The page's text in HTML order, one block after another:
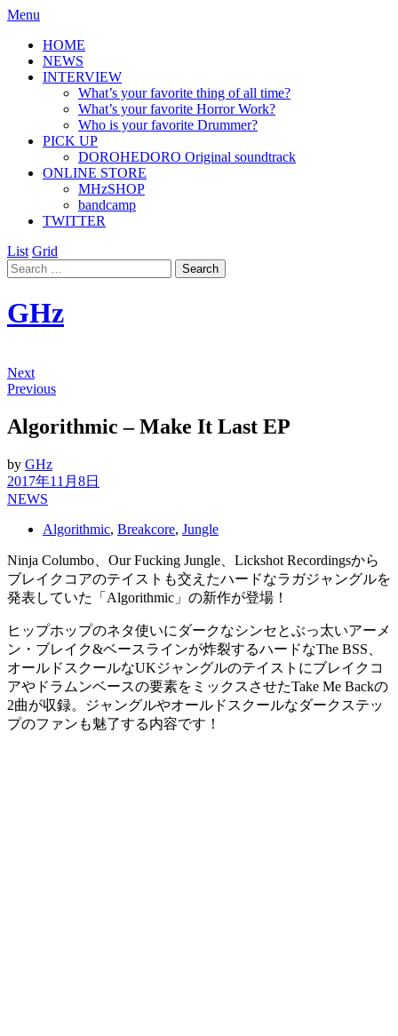
Menu
HOME
NEWS
INTERVIEW
What’s your favorite thing of all time?
What’s your favorite Horror Work?
Who is your favorite Drummer?
PICK UP
DOROHEDORO Original soundtrack
ONLINE STORE
MHzSHOP
bandcamp
TWITTER
List Grid
GHz
Next
Previous
Algorithmic – Make It Last EP
by GHz
2017年11月8日
NEWS
Algorithmic, Breakcore, Jungle
Ninja Columbo、Our Fucking Jungle、Lickshot Recordingsから
ブレイクコアのテイストも交えたハードなラガジャングルを
発表していた「Algorithmic」の新作が登場！
ヒップホップのネタ使いにダークなシンセとぶっ太いアーメ
ン・ブレイク&ベースラインが炸裂するハードなThe BSS、
オールドスクールなUKジャングルのテイストにブレイクコ
アやドラムンベースの要素をミックスさせたTake Me Backの
2曲が収録。ジャングルやオールドスクールなダークステッ
プのファンも魅了する内容です！